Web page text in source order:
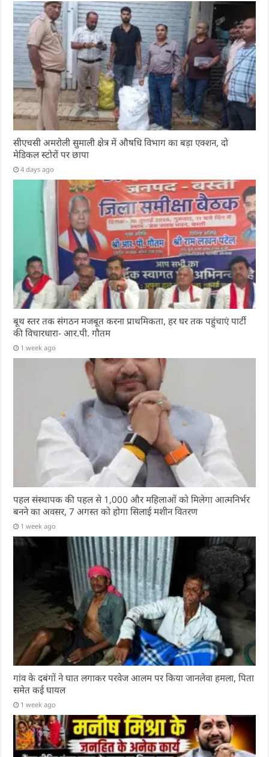
सीएचसी अमरोली सुमाली क्षेत्र में औषधि विभाग का बड़ा एक्शन, दो
मेडिकल स्टोरों पर छापा
4 days ago
बूथ स्तर तक संगठन मजबूत करना प्राथमिकता, हर घर तक पहुंचाएं पार्टी
की विचारधारा- आर.पी. गौतम
1 week ago
पहल संस्थापक की पहल से 1,000 और महिलाओं को मिलेगा आत्मनिर्भर
बनने का अवसर, 7 अगस्त को होगा सिलाई मशीन वितरण
1 week ago
गांव के दबंगों ने घात लगाकर परवेज आलम पर किया जानलेवा हमला, पिता
समेत कई घायल
1 week ago